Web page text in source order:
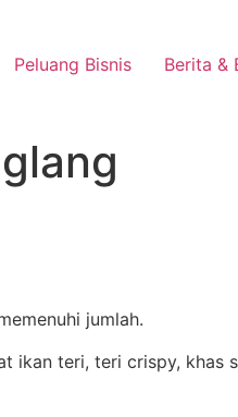
Peluang Bisnis Berita &
jumlah.